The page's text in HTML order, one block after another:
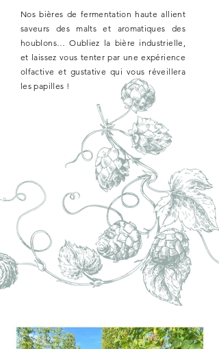
Nos bières de fermentation haute allient
saveurs des malts et aromatiques des
houblons… Oubliez la bière industrielle,
et laissez vous tenter par une expérience
olfactive et gustative qui vous réveillera
les papilles !